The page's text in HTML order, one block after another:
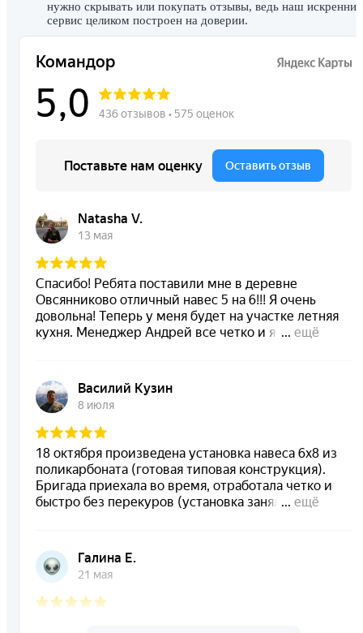
нужно скрывать или покупать отзывы, ведь наш искренний
сервис целиком построен на доверии.